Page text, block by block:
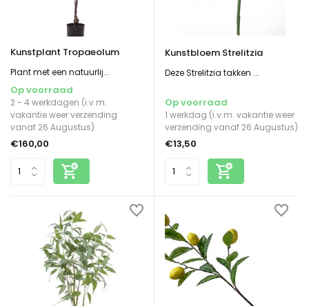
Kunstplant Tropaeolum
Plant met een natuurlij...
Op voorraad
2 - 4 werkdagen (i.v.m.
vakantie weer verzending
vanaf 26 Augustus)
€160,00
Kunstbloem Strelitzia
Deze Strelitzia takken ...
Op voorraad
1 werkdag (i.v.m. vakantie weer
verzending vanaf 26 Augustus)
€13,50